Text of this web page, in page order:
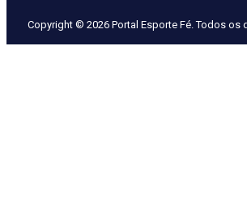
Copyright © 2026 Portal Esporte Fé. Todos os